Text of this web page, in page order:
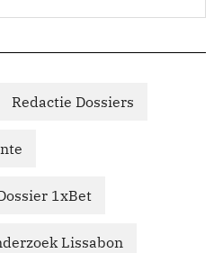
Redactie Dossiers
1xBet
Lissabon